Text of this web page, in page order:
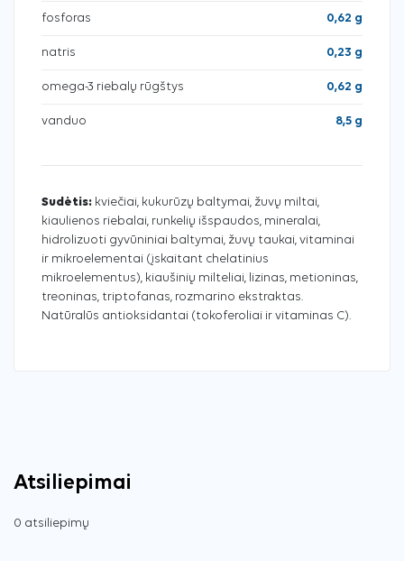
fosforas 0,62 g
natris 0,23 g
omega-3 riebalų rūgštys 0,62 g
vanduo 8,5 g
Sudėtis: kviečiai, kukurūzų baltymai, žuvų miltai,
kiaulienos riebalai, runkelių išspaudos, mineralai,
hidrolizuoti gyvūniniai baltymai, žuvų taukai, vitaminai
ir mikroelementai (įskaitant chelatinius
mikroelementus), kiaušinių milteliai, lizinas, metioninas,
treoninas, triptofanas, rozmarino ekstraktas.
Natūralūs antioksidantai (tokoferoliai ir vitaminas C).
Atsiliepimai
0 atsiliepimų